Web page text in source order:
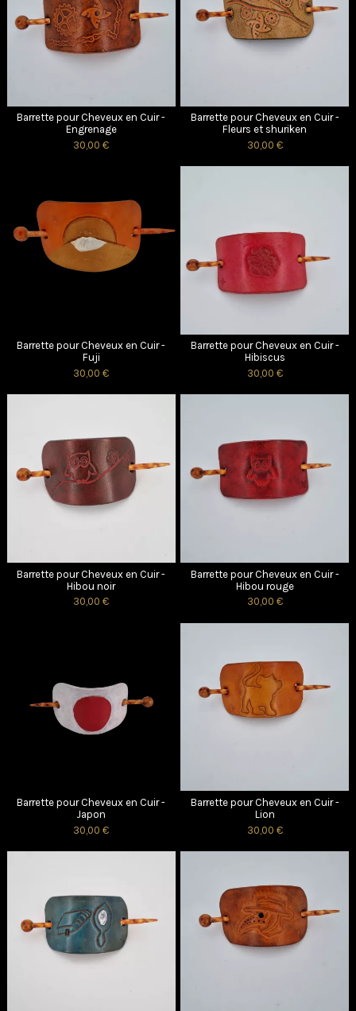
Barrette pour Cheveux en Cuir -
Engrenage
30,00 €
Barrette pour Cheveux en Cuir -
Fleurs et shuriken
30,00 €
Barrette pour Cheveux en Cuir -
Fuji
30,00 €
Barrette pour Cheveux en Cuir -
Hibiscus
30,00 €
Barrette pour Cheveux en Cuir -
Hibou noir
30,00 €
Barrette pour Cheveux en Cuir -
Hibou rouge
30,00 €
Barrette pour Cheveux en Cuir -
Japon
30,00 €
Barrette pour Cheveux en Cuir -
Lion
30,00 €